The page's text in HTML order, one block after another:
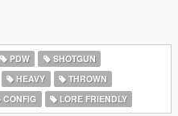
PDW
SHOTGUN
HEAVY
THROWN
CONFIG LORE FRIENDLY